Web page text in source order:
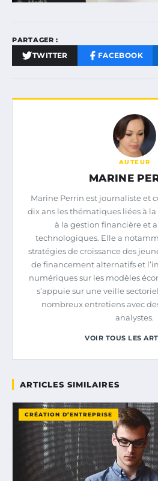
PARTAGER :
TWITTER FACEBOOK
AUTEUR
MARINE
Marine Perrin est journaliste et
dix ans les thématiques liées à
à la gestion financière et
technologiques. Elle a
stratégies de croissance des
de financement alternatifs et
numériques sur les modèles
s’appuie sur une veille
nombreux entretiens avec
analystes.
VOIR TOUS LES
ARTICLES SIMILAIRES
CRÉATION D’ENTREPRISE